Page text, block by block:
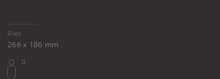
Blatt
266 x 186 mm